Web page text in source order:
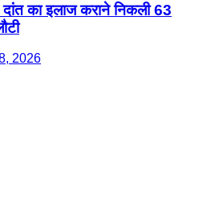
दांत का इलाज कराने निकली 63
2026